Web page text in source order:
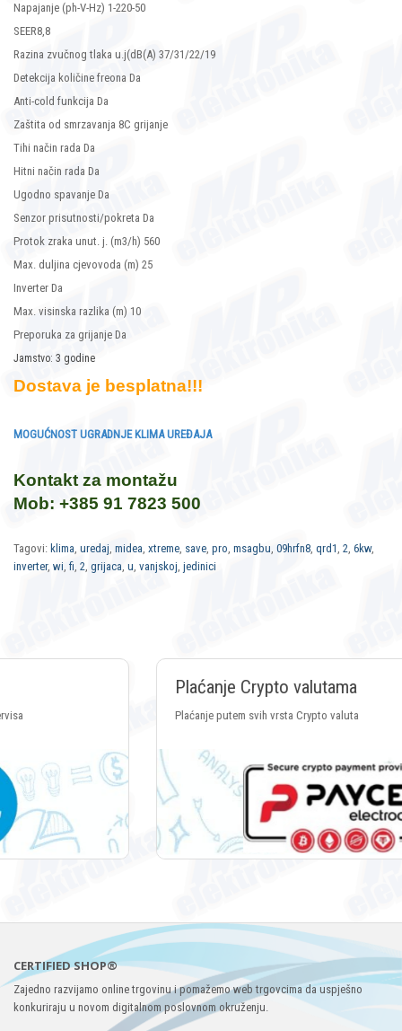
Napajanje (ph-V-Hz) 1-220-50
SEER8,8
Razina zvučnog tlaka u.j(dB(A) 37/31/22/19
Detekcija količine freona Da
Anti-cold funkcija Da
Zaštita od smrzavanja 8C grijanje
Tihi način rada Da
Hitni način rada Da
Ugodno spavanje Da
Senzor prisutnosti/pokreta Da
Protok zraka unut. j. (m3/h) 560
Max. duljina cjevovoda (m) 25
Inverter Da
Max. visinska razlika (m) 10
Preporuka za grijanje Da
Jamstvo: 3 godine
Dostava je besplatna!!!
MOGUĆNOST UGRADNJE KLIMA UREĐAJA
Kontakt za montažu
Mob: +385 91 7823 500
Tagovi: klima, uredaj, midea, xtreme, save, pro, msagbu, 09hrfn8, qrd1, 2, 6kw,
inverter, wi, fi, 2, grijaca, u, vanjskoj, jedinici
Plaćanje Crypto valutama
Plaćanje putem svih vrsta Crypto valuta
CERTIFIED SHOP®
Zajedno razvijamo online trgovinu i pomažemo web trgovcima da uspješno
konkuriraju u novom digitalnom poslovnom okruženju.